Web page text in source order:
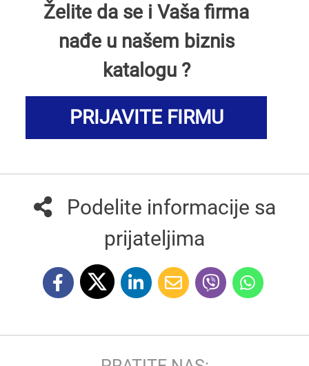
Želite da se i Vaša firma
nađe u našem biznis
katalogu ?
PRIJAVITE FIRMU
Podelite informacije sa
prijateljima